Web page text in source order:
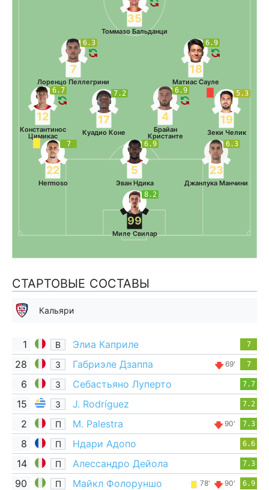
8.2
99
Миле Свилар
7
22
Hermoso
6.9
5
Эван Ндика
6.3
23
Джанлука Манчини
6.7
12
Константинос
Цимикас
7.2
17
Куадио Коне
6.9
4
Брайан
Кристанте
5.3
19
Зеки Челик
6.3
7
Лоренцо Пеллегрини
6.9
18
Матиас Сауле
35
Томмазо Бальданци
СТАРТОВЫЕ СОСТАВЫ
Кальяри
1 В Элиа Каприле 7
28 З Габриэле Дзаппа 69' 7
6 З Себастьяно Луперто 7.7
15 З J. Rodríguez 7.2
2 П M. Palestra 90' 7.3
8 П Ндари Адопо 6.6
14 П Алессандро Дейола 7.3
90 П Майкл Фолоруншо 78' 90' 6.9